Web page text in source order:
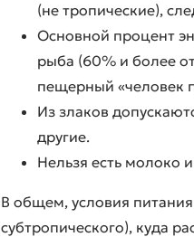
(не тропические),
Основной процент
рыба (60% и более
пещерный «человек
Из злаков
другие.
Нельзя есть молоко
В общем, условия
субтропического), куда